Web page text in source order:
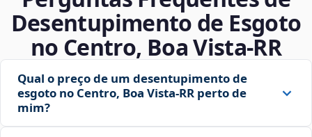
Desentupimento de Esgoto
no Centro, Boa Vista‑RR
Qual o preço de um desentupimento de
esgoto no Centro, Boa Vista‑RR perto de
mim?